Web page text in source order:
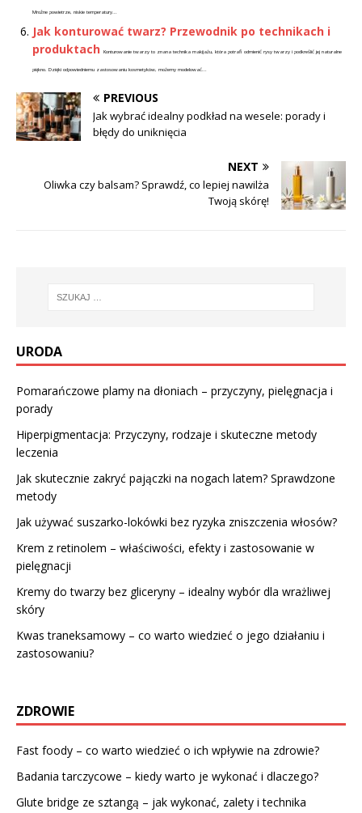
Mroźne powietrze, niskie temperatury...
Jak konturować twarz? Przewodnik po technikach i
produktach
Konturowanie twarzy to znana technika makijażu, która potrafi odmienić rysy twarzy i podkreślić jej naturalne
piękno. Dzięki odpowiedniemu zastosowaniu kosmetyków, możemy modelować...
PREVIOUS
Jak wybrać idealny podkład na wesele: porady i
błędy do uniknięcia
NEXT
Oliwka czy balsam? Sprawdź, co lepiej nawilża
Twoją skórę!
URODA
Pomarańczowe plamy na dłoniach – przyczyny, pielęgnacja i
porady
Hiperpigmentacja: Przyczyny, rodzaje i skuteczne metody
leczenia
Jak skutecznie zakryć pajączki na nogach latem? Sprawdzone
metody
Jak używać suszarko-lokówki bez ryzyka zniszczenia włosów?
Krem z retinolem – właściwości, efekty i zastosowanie w
pielęgnacji
Kremy do twarzy bez gliceryny – idealny wybór dla wrażliwej
skóry
Kwas traneksamowy – co warto wiedzieć o jego działaniu i
zastosowaniu?
ZDROWIE
Fast foody – co warto wiedzieć o ich wpływie na zdrowie?
Badania tarczycowe – kiedy warto je wykonać i dlaczego?
Glute bridge ze sztangą – jak wykonać, zalety i technika